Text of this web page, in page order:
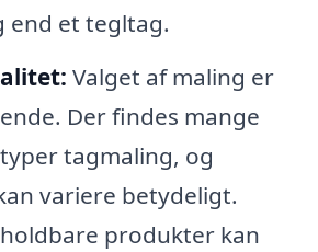
end et tegltag.
Valget af maling er
Der findes mange
tagmaling, og
variere betydeligt.
produkter kan